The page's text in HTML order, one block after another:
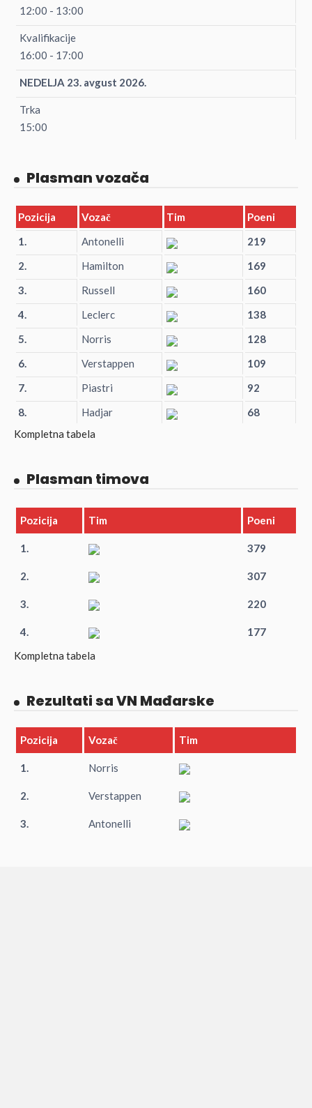
12:00 - 13:00
Kvalifikacije
16:00 - 17:00
NEDELJA 23. avgust 2026.
Trka
15:00
Plasman vozača
Pozicija Vozač Tim
Poeni
1.
Antonelli
219
2.
Hamilton
169
3.
Russell
160
4.
Leclerc
138
5.
Norris
128
6.
Verstappen
109
7.
Piastri
92
8.
Hadjar
68
Kompletna tabela
Plasman timova
Pozicija Tim Poeni
1. 379
2. 307
3. 220
4.
177
Kompletna tabela
Rezultati sa VN Mađarske
Pozicija Vozač Tim
1. Norris
2. Verstappen
3. Antonelli